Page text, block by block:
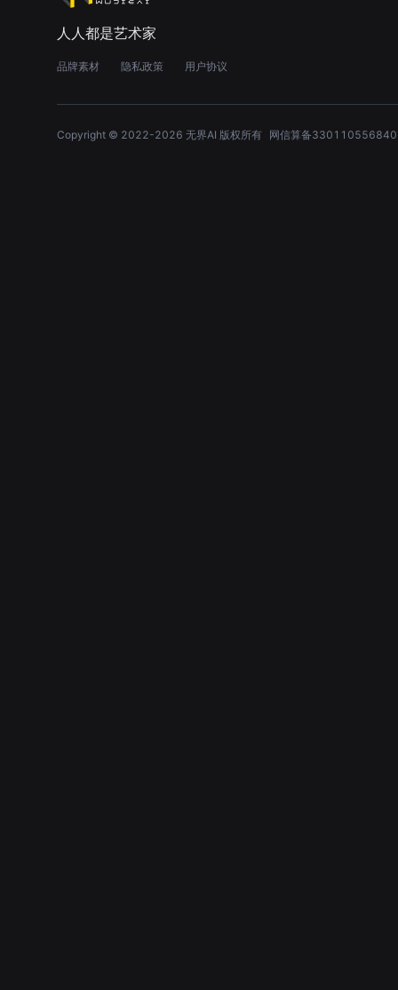
人人都是艺术家
品牌素材 隐私政策 用户协议
Copyright © 2022-2026 无界AI 版权所有 网信算备